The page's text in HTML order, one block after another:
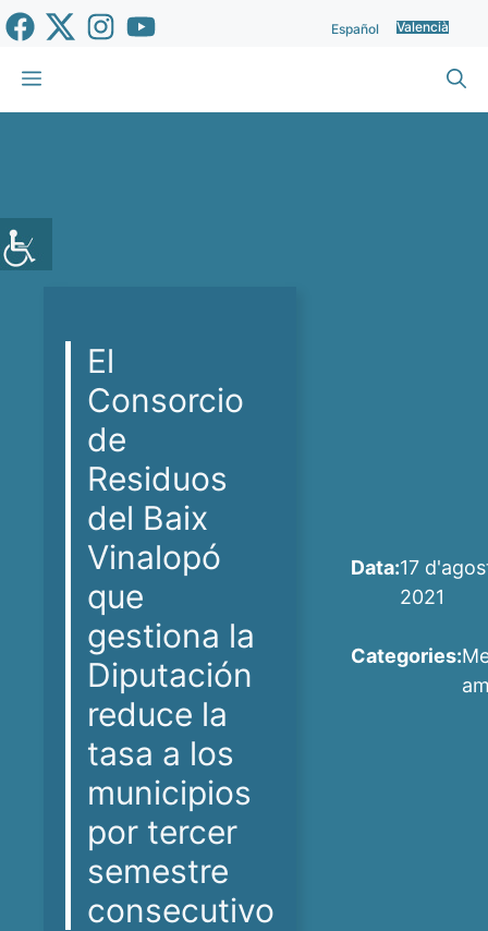
Vés
al
contingut
Español Valencià
Menu
El
Consorcio
de
Residuos
del Baix
Vinalopó
que
gestiona la
Diputación
reduce la
tasa a los
municipios
por tercer
semestre
consecutivo
Data:17
2021
Categories: